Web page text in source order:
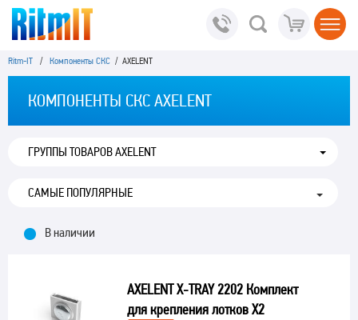
Ritm-IT / Компоненты СКС / AXELENT
КОМПОНЕНТЫ СКС AXELENT
ГРУППЫ ТОВАРОВ AXELENT
В наличии
AXELENT X-TRAY 2202 Комплект
для крепления лотков X2